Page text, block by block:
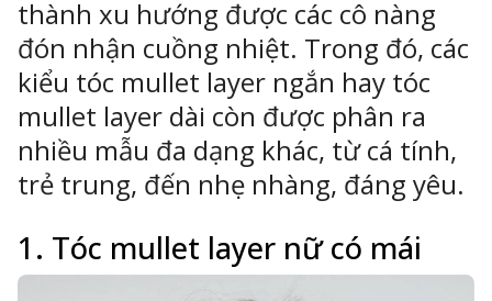
Nghệ 24h
thành xu hướng được các cô nàng
đón nhận cuồng nhiệt. Trong đó, các
kiểu tóc mullet layer ngắn hay tóc
mullet layer dài còn được phân ra
nhiều mẫu đa dạng khác, từ cá tính,
trẻ trung, đến nhẹ nhàng, đáng yêu.
1. Tóc mullet layer nữ có mái